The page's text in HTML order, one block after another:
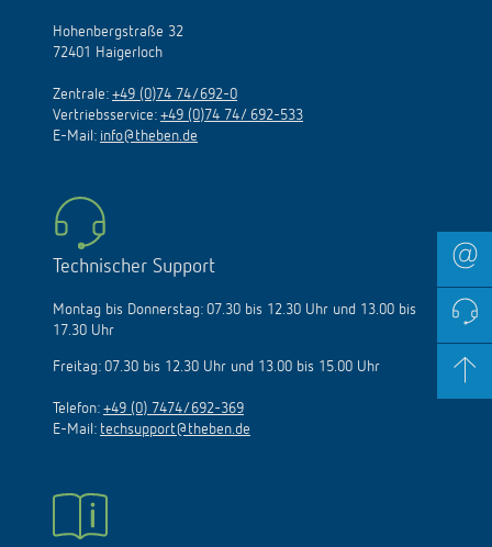
Hohenbergstraße 32
72401 Haigerloch
Zentrale: +49 (0)74 74/692-0
Vertriebsservice: +49 (0)74 74/ 692-533
E-Mail: info@theben.de
Technischer Support
Montag bis Donnerstag: 07.30 bis 12.30 Uhr und 13.00 bis
17.30 Uhr
Freitag: 07.30 bis 12.30 Uhr und 13.00 bis 15.00 Uhr
Telefon: +49 (0) 7474/692-369
E-Mail: techsupport@theben.de